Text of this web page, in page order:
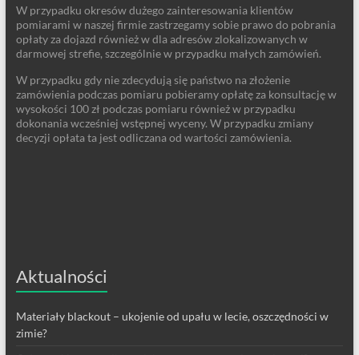
W przypadku okresów dużego zainteresowania klientów
pomiarami w naszej firmie zastrzegamy sobie prawo do pobrania
opłaty za dojazd również w dla adresów zlokalizowanych w
darmowej strefie, szczególnie w przypadku małych zamówień.
W przypadku gdy nie zdecydują się państwo na złożenie
zamówienia podczas pomiaru pobieramy opłatę za konsultację w
wysokości 100 zł podczas pomiaru również w przypadku
dokonania wcześniej wstępnej wyceny. W przypadku zmiany
decyzji opłata ta jest odliczana od wartości zamówienia.
Aktualności
Materiały blackout – ukojenie od upału w lecie, oszczędności w
zimie?